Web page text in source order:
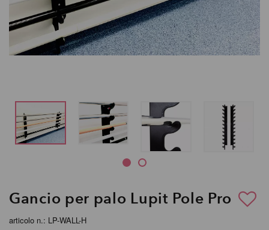
Gancio per palo Lupit Pole Pro
articolo n.: LP-WALL-H